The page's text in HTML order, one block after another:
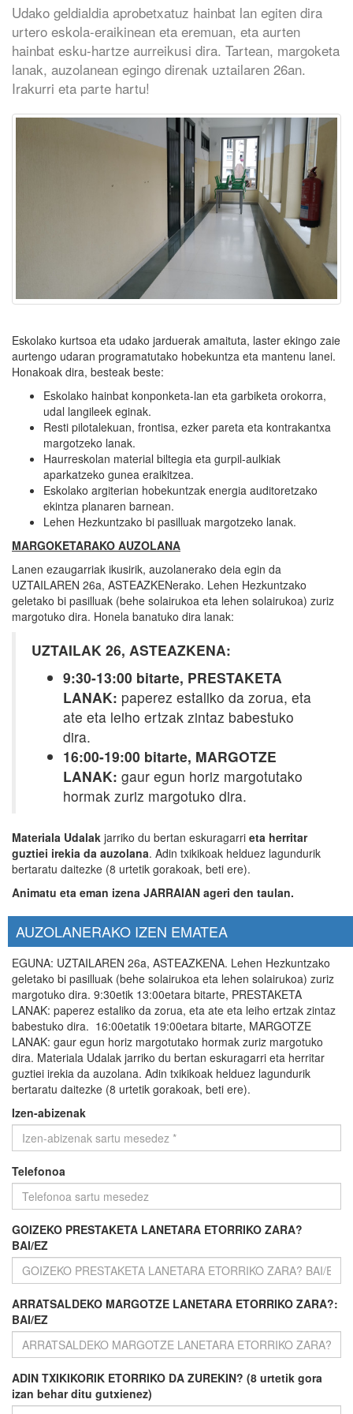
Udako geldialdia aprobetxatuz hainbat lan egiten dira
urtero eskola-eraikinean eta eremuan, eta aurten
hainbat esku-hartze aurreikusi dira. Tartean, margoketa
lanak, auzolanean egingo direnak uztailaren 26an.
Irakurri eta parte hartu!
Eskolako kurtsoa eta udako jarduerak amaituta, laster ekingo zaie
aurtengo udaran programatutako hobekuntza eta mantenu lanei.
Honakoak dira, besteak beste:
Eskolako hainbat konponketa-lan eta garbiketa orokorra,
udal langileek eginak.
Resti pilotalekuan, frontisa, ezker pareta eta kontrakantxa
margotzeko lanak.
Haurreskolan material biltegia eta gurpil-aulkiak
aparkatzeko gunea eraikitzea.
Eskolako argiterian hobekuntzak energia auditoretzako
ekintza planaren barnean.
Lehen Hezkuntzako bi pasilluak margotzeko lanak.
MARGOKETARAKO AUZOLANA
Lanen ezaugarriak ikusirik, auzolanerako deia egin da
UZTAILAREN 26a, ASTEAZKENerako. Lehen Hezkuntzako
geletako bi pasilluak (behe solairukoa eta lehen solairukoa) zuriz
margotuko dira. Honela banatuko dira lanak:
UZTAILAK 26, ASTEAZKENA:
9:30-13:00 bitarte, PRESTAKETA
LANAK: paperez estaliko da zorua, eta
ate eta leiho ertzak zintaz babestuko
dira.
16:00-19:00 bitarte, MARGOTZE
LANAK: gaur egun horiz margotutako
hormak zuriz margotuko dira.
Materiala Udalak jarriko du bertan eskuragarri eta herritar
guztiei irekia da auzolana. Adin txikikoak helduez lagundurik
bertaratu daitezke (8 urtetik gorakoak, beti ere).
Animatu eta eman izena JARRAIAN ageri den taulan.
AUZOLANERAKO IZEN EMATEA
EGUNA: UZTAILAREN 26a, ASTEAZKENA. Lehen Hezkuntzako
geletako bi pasilluak (behe solairukoa eta lehen solairukoa) zuriz
margotuko dira. 9:30etik 13:00etara bitarte, PRESTAKETA
LANAK: paperez estaliko da zorua, eta ate eta leiho ertzak zintaz
babestuko dira. 16:00etatik 19:00etara bitarte, MARGOTZE
LANAK: gaur egun horiz margotutako hormak zuriz margotuko
dira. Materiala Udalak jarriko du bertan eskuragarri eta herritar
guztiei irekia da auzolana. Adin txikikoak helduez lagundurik
bertaratu daitezke (8 urtetik gorakoak, beti ere).
Izen-abizenak
Telefonoa
GOIZEKO PRESTAKETA LANETARA ETORRIKO ZARA?
BAI/EZ
ARRATSALDEKO MARGOTZE LANETARA ETORRIKO ZARA?:
BAI/EZ
ADIN TXIKIKORIK ETORRIKO DA ZUREKIN? (8 urtetik gora
izan behar ditu gutxienez)